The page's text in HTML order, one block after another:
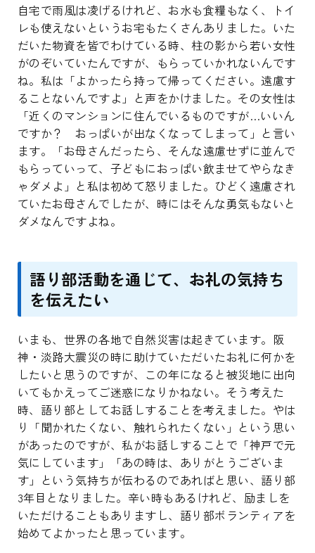
自宅で雨風は凌げるけれど、お水も食糧もなく、トイ
レも使えないというお宅もたくさんありました。いた
だいた物資を皆でわけている時、柱の影から若い女性
がのぞいていたんですが、もらっていかれないんです
ね。私は「よかったら持って帰ってください。遠慮す
ることないんですよ」と声をかけました。その女性は
「近くのマンションに住んでいるものですが…いいん
ですか？ おっぱいが出なくなってしまって」と言い
ます。「お母さんだったら、そんな遠慮せずに並んで
もらっていって、子どもにおっぱい飲ませてやらなき
ゃダメよ」と私は初めて怒りました。ひどく遠慮され
ていたお母さんでしたが、時にはそんな勇気もないと
ダメなんですよね。
語り部活動を通じて、お礼の気持ち
を伝えたい
いまも、世界の各地で自然災害は起きています。阪
神・淡路大震災の時に助けていただいたお礼に何かを
したいと思うのですが、この年になると被災地に出向
いてもかえってご迷惑になりかねない。そう考えた
時、語り部としてお話しすることを考えました。やは
り「聞かれたくない、触れられたくない」という思い
があったのですが、私がお話しすることで「神戸で元
気にしています」「あの時は、ありがとうございま
す」という気持ちが伝わるのであればと思い、語り部
3年目となりました。辛い時もあるけれど、励ましを
いただけることもありますし、語り部ボランティアを
始めてよかったと思っています。